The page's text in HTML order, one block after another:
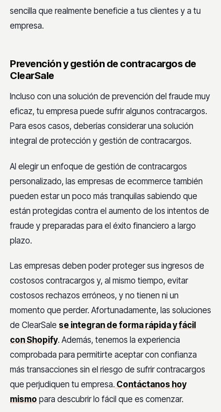
sencilla que realmente beneficie a tus clientes y a tu
empresa.
Prevención y gestión de contracargos de
ClearSale
Incluso con una solución de prevención del fraude muy
eficaz, tu empresa puede sufrir algunos contracargos.
Para esos casos, deberías considerar una solución
integral de protección y gestión de contracargos.
Al elegir un enfoque de gestión de contracargos
personalizado, las empresas de ecommerce también
pueden estar un poco más tranquilas sabiendo que
están protegidas contra el aumento de los intentos de
fraude y preparadas para el éxito financiero a largo
plazo.
Las empresas deben poder proteger sus ingresos de
costosos contracargos y, al mismo tiempo, evitar
costosos rechazos erróneos, y no tienen ni un
momento que perder. Afortunadamente, las soluciones
de ClearSale se integran de forma rápida y fácil
con Shopify. Además, tenemos la experiencia
comprobada para permitirte aceptar con confianza
más transacciones sin el riesgo de sufrir contracargos
que perjudiquen tu empresa. Contáctanos hoy
mismo para descubrir lo fácil que es comenzar.